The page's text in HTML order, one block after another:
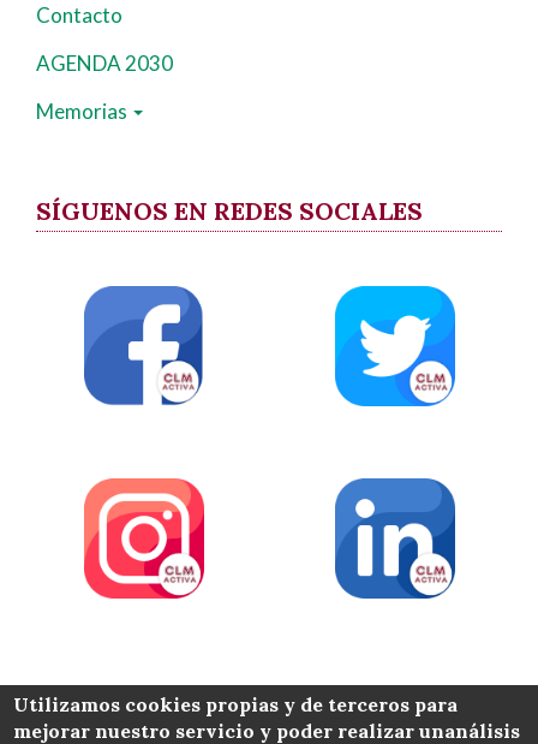
Contacto
AGENDA 2030
Memorias
SÍGUENOS EN REDES SOCIALES
COLABORA
Utilizamos cookies propias y de terceros para
mejorar nuestro servicio y poder realizar unanálisis